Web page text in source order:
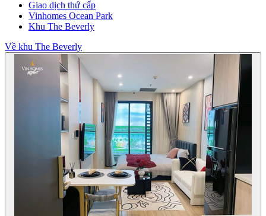
Giao dịch thứ cấp
Vinhomes Ocean Park
Khu The Beverly
Về khu The Beverly